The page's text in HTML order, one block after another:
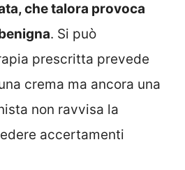
che talora provoca
. Si può
prescritta prevede
crema ma ancora una
non ravvisa la
accertamenti